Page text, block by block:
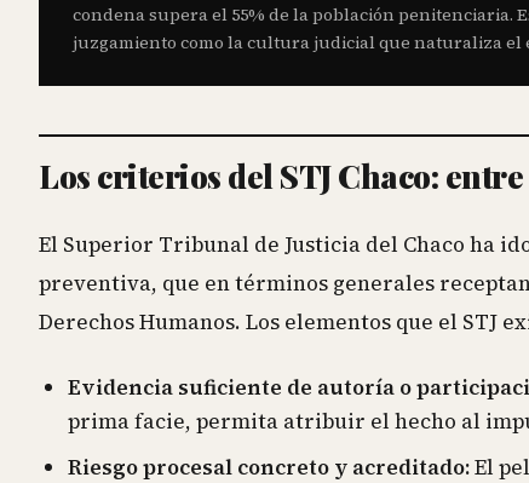
condena supera el 55% de la población penitenciaria.
juzgamiento como la cultura judicial que naturaliza el
Los criterios del STJ Chaco:
El Superior Tribunal de Justicia del Chaco ha
preventiva, que en términos generales
Derechos Humanos. Los elementos que el STJ
Evidencia suficiente de autoría o
prima facie, permita atribuir el hecho al
Riesgo procesal concreto y acreditado:El